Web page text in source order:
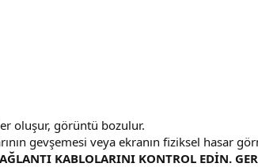
oluşur, görüntü bozulur.
gevşemesi veya ekranın fiziksel hasar
KABLOLARINI KONTROL EDİN.